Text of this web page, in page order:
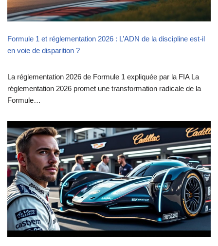
Formule 1 et réglementation 2026 : L’ADN de la discipline est-il
en voie de disparition ?
La réglementation 2026 de Formule 1 expliquée par la FIA La
réglementation 2026 promet une transformation radicale de la
Formule…